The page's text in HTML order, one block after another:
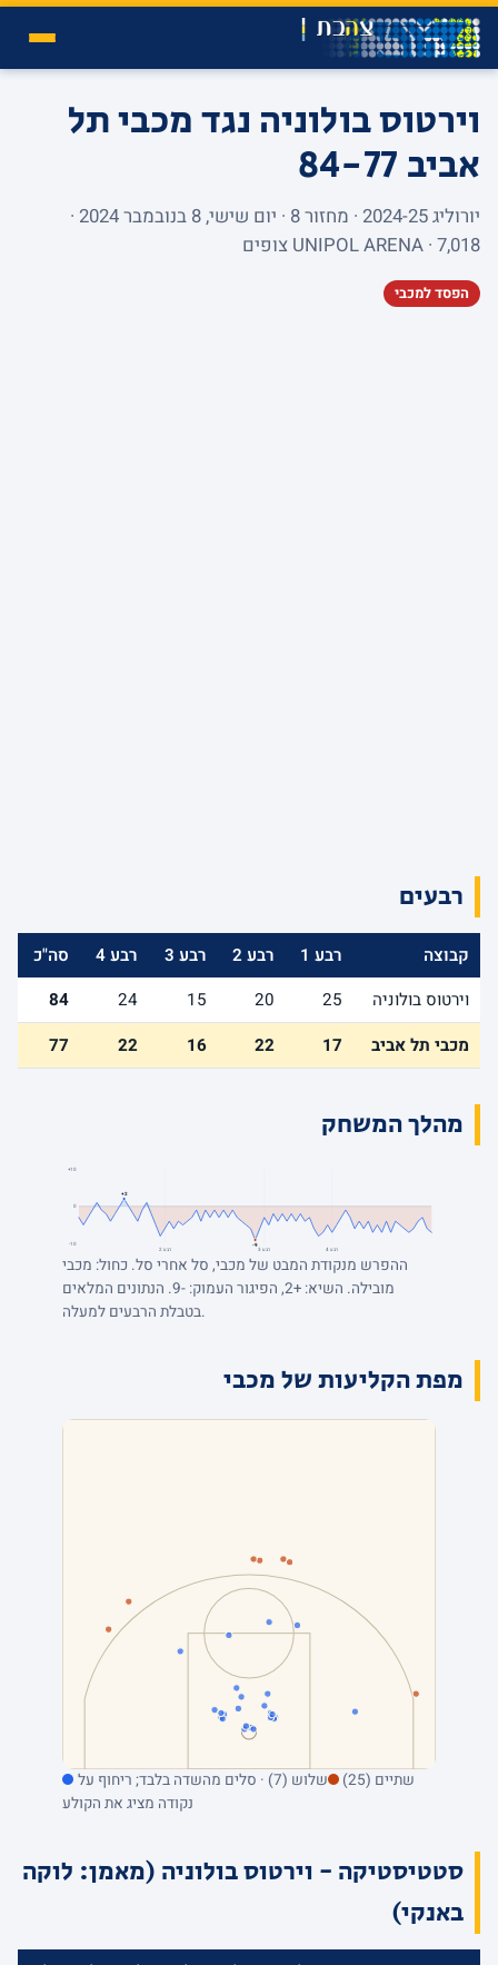
וירטוס בולוניה נגד מכבי תל
אביב 84-77
יורוליג 2024-25 · מחזור 8 · יום שישי, 8 בנובמבר 2024 ·
UNIPOL ARENA · 7,018 צופים
הפסד למכבי
רבעים
קבוצה רבע 1 רבע 2 רבע 3 רבע 4
סה"כ
וירטוס בולוניה
25
20
15
24
84
מכבי תל אביב
17
22
16
22
77
מהלך המשחק
+10
0
-10
+2
-9
רבע 2 רבע 3 רבע 4
ההפרש מנקודת המבט של מכבי, סל אחרי סל. כחול: מכבי
מובילה. השיא: +2, הפיגור העמוק: -9. הנתונים המלאים
בטבלת הרבעים למעלה.
מפת הקליעות של מכבי
שתיים (25)
שלוש (7) · סלים מהשדה בלבד; ריחוף על
נקודה מציג את הקולע
סטטיסטיקה - וירטוס בולוניה (מאמן: לוקה
באנקי)